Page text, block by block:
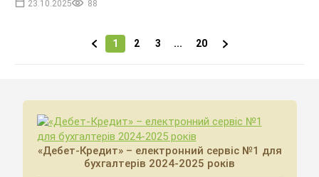
23.10.2025 88
1 2 3 ... 20
«Дебет-Кредит» – електронний сервіс №1 для
бухгалтерів 2024-2025 років